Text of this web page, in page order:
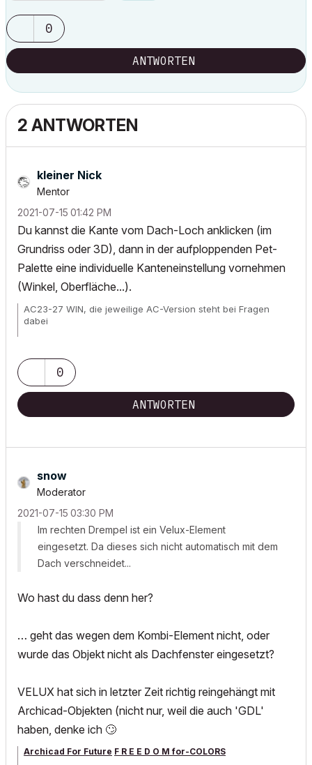
0
ANTWORTEN
2 ANTWORTEN
kleiner Nick
Mentor
‎2021-07-15 01:42 PM
Du kannst die Kante vom Dach-Loch anklicken (im
Grundriss oder 3D), dann in der aufploppenden Pet-
Palette eine individuelle Kanteneinstellung vornehmen
(Winkel, Oberfläche...).
AC23-27 WIN, die jeweilige AC-Version steht bei Fragen
dabei
0
ANTWORTEN
snow
Moderator
‎2021-07-15 03:30 PM
Im rechten Drempel ist ein Velux-Element
eingesetzt. Da dieses sich nicht automatisch mit dem
Dach verschneidet...
Wo hast du dass denn her?
… geht das wegen dem Kombi-Element nicht, oder
wurde das Objekt nicht als Dachfenster eingesetzt?
VELUX hat sich in letzter Zeit richtig reingehängt mit
Archicad-Objekten (nicht nur, weil die auch 'GDL'
haben, denke ich 🙄
Archicad For Future F R E E D O M for-COLORS